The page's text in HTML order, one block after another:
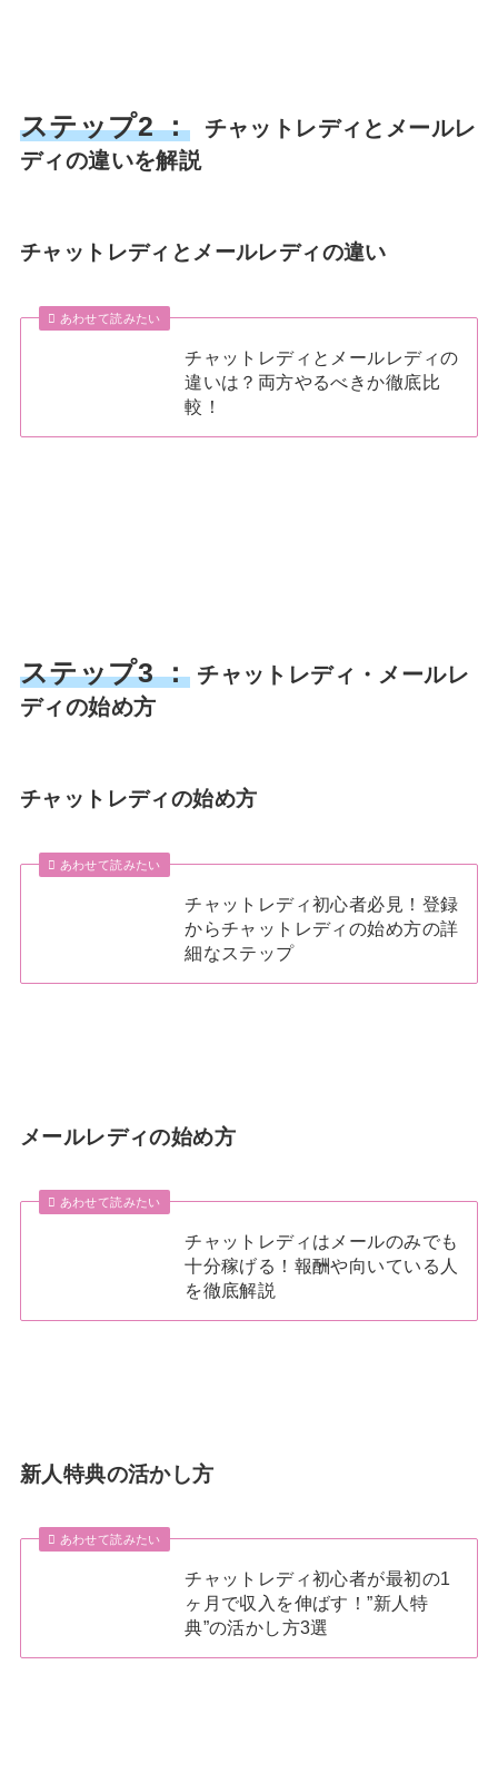
ステップ2 ：チャットレディとメールレ
ディの違いを解説
チャットレディとメールレディの違い
あわせて読みたい
チャットレディとメールレディの
違いは？両方やるべきか徹底比
較！
ステップ3 ：チャットレディ・メールレ
ディの始め方
チャットレディの始め方
あわせて読みたい
チャットレディ初心者必見！登録
からチャットレディの始め方の詳
細なステップ
メールレディの始め方
あわせて読みたい
チャットレディはメールのみでも
十分稼げる！報酬や向いている人
を徹底解説
新人特典の活かし方
あわせて読みたい
チャットレディ初心者が最初の1
ヶ月で収入を伸ばす！”新人特
典”の活かし方3選